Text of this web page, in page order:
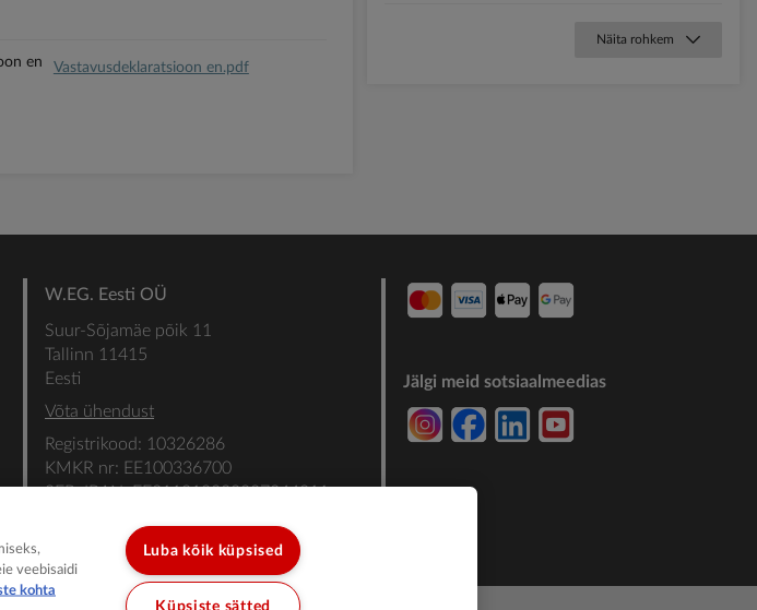
Vastavusdeklaratsioon en.pdf
Näita rohkem
W.EG. Eesti OÜ
Suur-Sõjamäe põik 11
Tallinn 11415
Eesti
Võta ühendust
Registrikood: 10326286
KMKR nr: EE100336700
SEB: IBAN: EE311010220007244011
Jälgi meid sotsiaalmeedias
veebisaidi
kohta
Luba kõik küpsised
Küpsiste sätted